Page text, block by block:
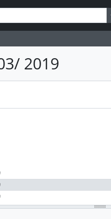
2019
de Saúde, Segurança e
Programa de
de Avaliação Local
Porto Alegre
de Gerenciamento de Ações